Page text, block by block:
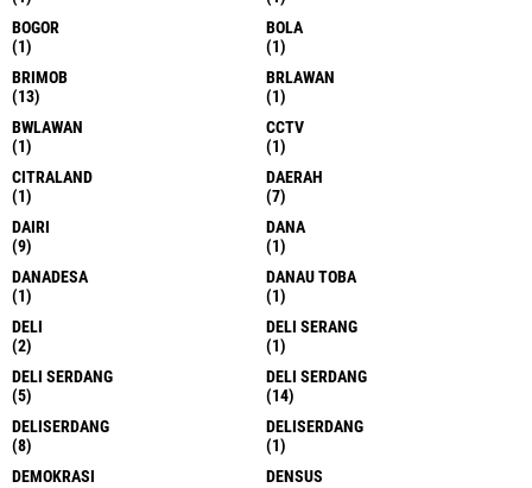
BATAM
(1)
BATAM
(1)
BATANG TORU
(5)
BATANG TOTU
(1)
BATANGTORU
(1)
BATU BARA
(12)
BATU BATU
(1)
BATUBARA
(1)
BATUBARA
(3)
BELAWAN
(70)
BELAWAN
(1)
BERASTAGI
(2)
BERASTAGI KARO
(1)
BESITANG
(1)
BINAJI
(1)
BINJA
(1)
BINJAI
(129)
BINJAI
(2)
BIRU BIRU
BIRU BIRU